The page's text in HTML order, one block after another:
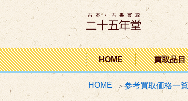
コ
ン
テ
ン
ツ
へ
ス
二十五年堂
HOME 買取品目
HOME 参考買取価格一覧